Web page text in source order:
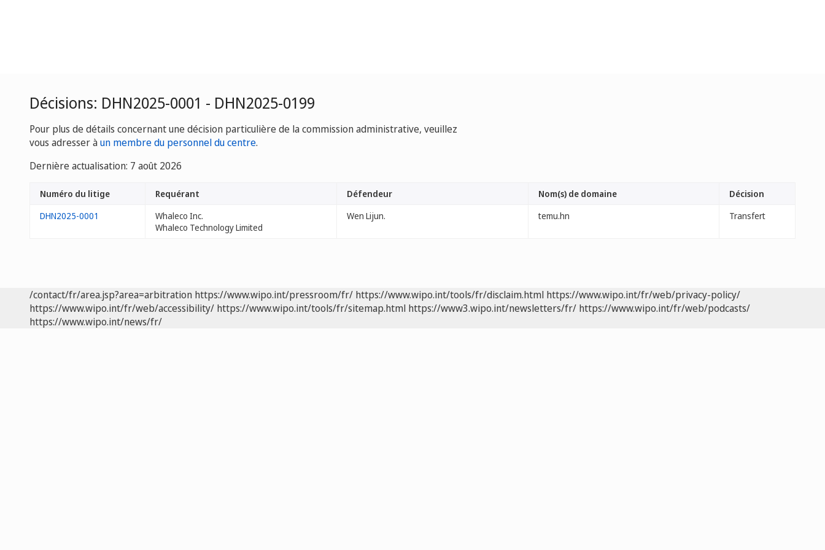
Décisions: DHN2025-0001 - DHN2025-0199
Pour plus de détails concernant une décision particulière de la commission administrative, veuillez
vous adresser àun membre du personnel du centre.
Dernière actualisation: 7 août 2026
Numéro du litige Requérant Défendeur Nom(s) de domaine
Décision
DHN2025-0001
Whaleco Inc.
Whaleco Technology Limited
Wen Lijun. temu.hn Transfert
/contact/fr/area.jsp?area=arbitration https://www.wipo.int/pressroom/fr/ https://www.wipo.int/tools/fr/disclaim.html https://www.wipo.int/fr/web/privacy-policy/
https://www.wipo.int/fr/web/accessibility/ https://www.wipo.int/tools/fr/sitemap.html https://www3.wipo.int/newsletters/fr/ https://www.wipo.int/fr/web/podcasts/
https://www.wipo.int/news/fr/